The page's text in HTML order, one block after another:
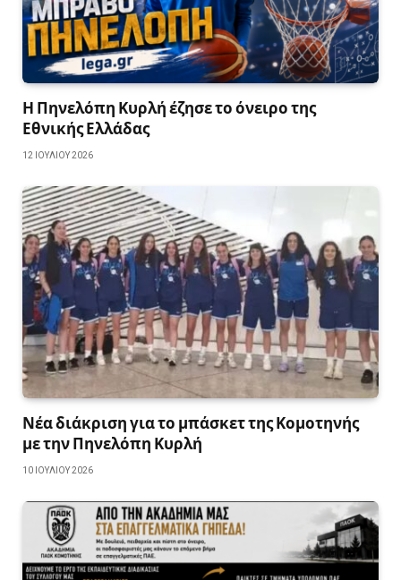
Η Πηνελόπη Κυρλή έζησε το όνειρο της
Εθνικής Ελλάδας
12 ΙΟΥΛΊΟΥ 2026
Νέα διάκριση για το μπάσκετ της Κομοτηνής
με την Πηνελόπη Κυρλή
10 ΙΟΥΛΊΟΥ 2026